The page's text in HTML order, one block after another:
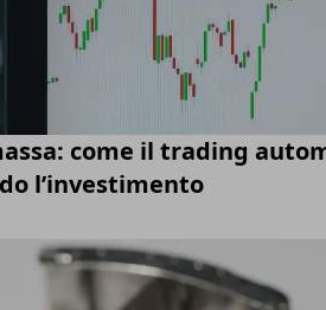
come il trading
l’investimento